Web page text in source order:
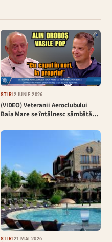
ȘTIRI2 IUNIE 2026
(VIDEO) Veteranii Aeroclubului
Baia Mare se întâlnesc sâmbătă…
ȘTIRI21 MAI 2026